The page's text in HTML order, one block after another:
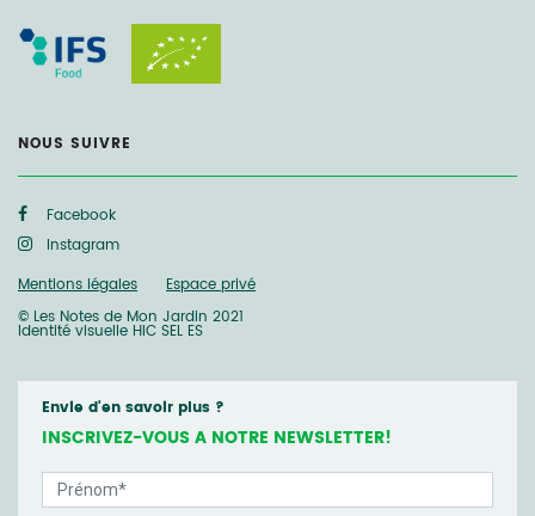
NOUS SUIVRE
Facebook
Instagram
Mentions légales
Espace privé
© Les Notes de Mon Jardin 2021
Identité visuelle HIC SEL ES
Envie d'en savoir plus ?
INSCRIVEZ-VOUS A NOTRE NEWSLETTER!